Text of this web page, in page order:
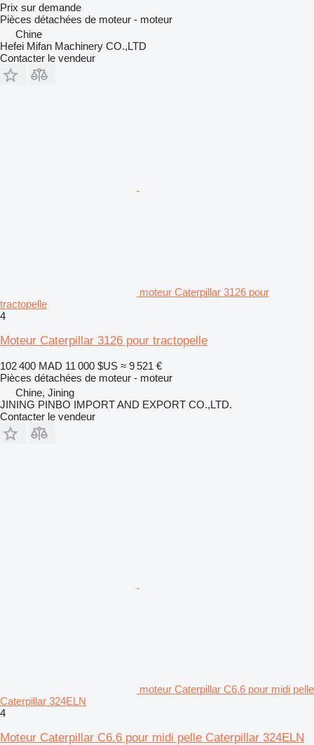
Prix sur demande
Pièces détachées de moteur - moteur
Chine
Hefei Mifan Machinery CO.,LTD
Contacter le vendeur
moteur Caterpillar 3126 pour
tractopelle
4
Moteur Caterpillar 3126 pour tractopelle
102 400 MAD 11 000 $US ≈ 9 521 €
Pièces détachées de moteur - moteur
Chine, Jining
JINING PINBO IMPORT AND EXPORT CO.,LTD.
Contacter le vendeur
moteur Caterpillar C6.6 pour midi pelle
Caterpillar 324ELN
4
Moteur Caterpillar C6.6 pour midi pelle Caterpillar 324ELN